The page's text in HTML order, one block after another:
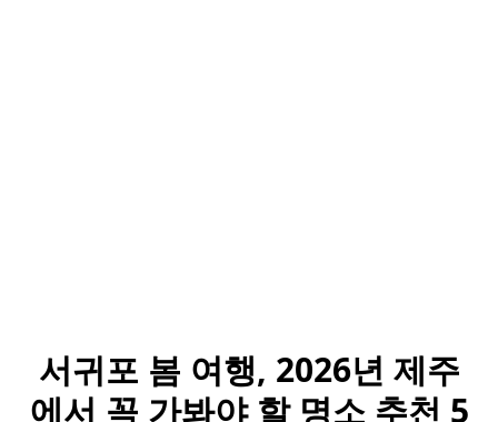
서귀포 봄 여행, 2026년 제주
에서 꼭 가봐야 할 명소 추천 5